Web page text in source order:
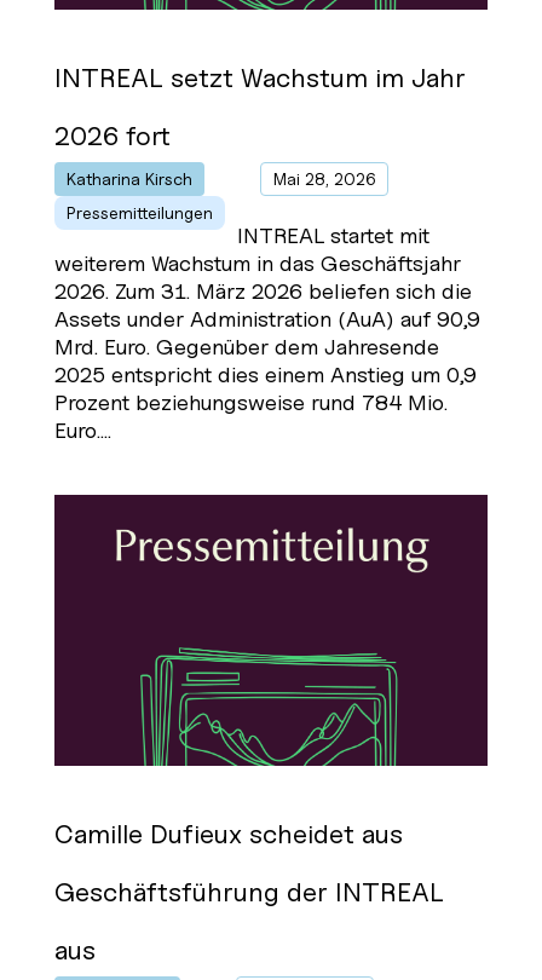
INTREAL setzt Wachstum im Jahr
2026 fort
Katharina Kirsch Mai 28, 2026
Pressemitteilungen
INTREAL startet mit
weiterem Wachstum in das Geschäftsjahr
2026. Zum 31. März 2026 beliefen sich die
Assets under Administration (AuA) auf 90,9
Mrd. Euro. Gegenüber dem Jahresende
2025 entspricht dies einem Anstieg um 0,9
Prozent beziehungsweise rund 784 Mio.
Euro....
Camille Dufieux scheidet aus
Geschäftsführung der INTREAL
aus